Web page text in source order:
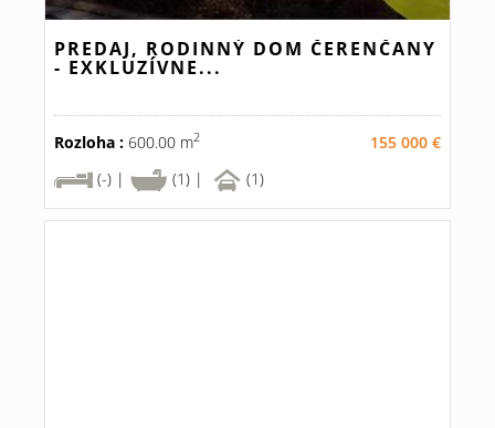
PREDAJ, RODINNÝ DOM ČERENČANY
- EXKLUZÍVNE...
Rozloha : 600.00 m2
155 000 €
(-) |
(1) | (1)